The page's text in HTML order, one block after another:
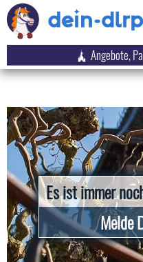
Angebote,
Es ist immer
Melde